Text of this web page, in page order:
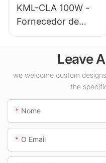
KML-CLA 100W -
Fornecedor de
luminárias LED para
como postos de
gasolina e
subterrâneas.
Leave
we welcome custom
the
Nome
O Email